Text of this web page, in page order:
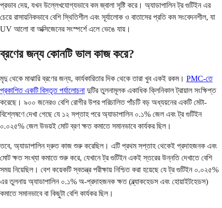
প্রভাব দেয়, যখন উল্লেখযোগ্যভাবে কম জ্বালা সৃষ্টি করে। অ্যাডাপালিন ট্র গুটিইন এর
চেয়ে রাসায়নিকভাবে বেশি স্থিতিশীল এবং সূর্যালোক ও বাতাসের প্রতি কম সংবেদনশীল, যা
UV আলো বা অক্সিজেনের সংস্পর্শে এলে ভেঙে যায়।
ব্রণের জন্য কোনটি ভাল কাজ করে?
মৃদু থেকে মাঝারি ব্রণের জন্য, কার্যকারিতার দিক থেকে তারা খুব একই রকম। PMC-তে
প্রকাশিত একটি বিস্তৃত পর্যালোচনা দুটির তুলনামূলক একাধিক ক্লিনিকাল ট্রায়াল সংক্ষিপ্ত
করেছে। ৯০০ জনেরও বেশি রোগীর উপর পরিচালিত পাঁচটি বড় অধ্যয়নের একটি মেটা-
বিশ্লেষণে দেখা গেছে যে ১২ সপ্তাহ পরে অ্যাডাপালিন ০.১% জেল এবং ট্র গুটিইন
০.০২৫% জেল উভয়ই মোট ব্রণ ক্ষত কমাতে সমানভাবে কার্যকর ছিল।
তবে, অ্যাডাপালিন দ্রুত কাজ শুরু করেছিল। এটি প্রথম সপ্তাহ থেকেই প্রদাহজনক এবং
মোট ক্ষত সংখ্যা কমাতে শুরু করে, যেখানে ট্র গুটিইন একই স্তরের উন্নতি দেখাতে বেশি
সময় নিয়েছিল। বেশ কয়েকটি স্বতন্ত্র পরীক্ষায় নিশ্চিত করা হয়েছে যে ট্র গুটিইন ০.০২৫%
এর তুলনায় অ্যাডাপালিন ০.১% অ-প্রদাহজনক ক্ষত (ব্ল্যাকহেডস এবং হোয়াইটহেডস)
কমাতে সমানভাবে বা কিছুটা বেশি কার্যকর ছিল।